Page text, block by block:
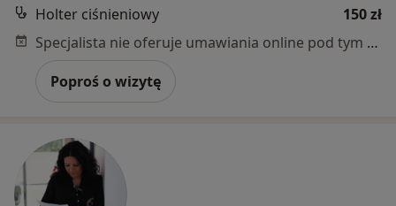
Holter ciśnieniowy
150 zł
Specjalista nie oferuje umawiania online pod tym adresem.
Poproś o wizytę